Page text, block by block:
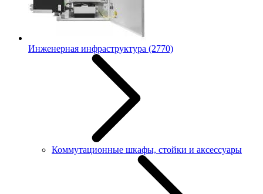
Инженерная инфраструктура (2770)
Коммутационные шкафы, стойки и аксессуары